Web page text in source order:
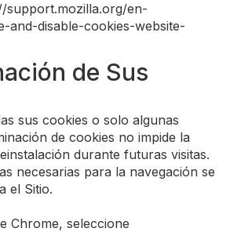
support.mozilla.org/en-
and-disable-cookies-website-
de Sus
sus cookies o solo algunas
de cookies no impide la
durante futuras visitas.
necesarias para la navegación se
el Sitio.
Chrome, seleccione